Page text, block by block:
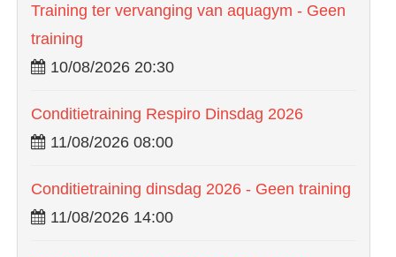
Training ter vervanging van aquagym - Geen
training
10/08/2026 20:30
Conditietraining Respiro Dinsdag 2026
11/08/2026 08:00
Conditietraining dinsdag 2026 - Geen training
11/08/2026 14:00